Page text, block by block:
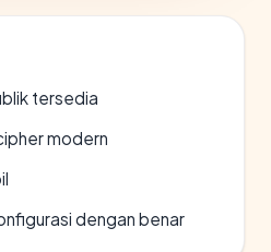
tersedia
modern
dengan benar